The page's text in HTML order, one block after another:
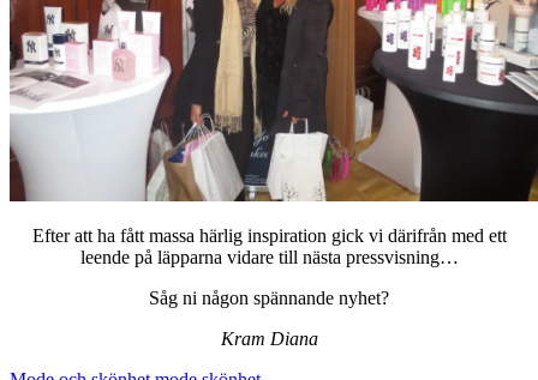
Efter att ha fått massa härlig inspiration gick vi därifrån med ett
leende på läpparna vidare till nästa pressvisning…
Såg ni någon spännande nyhet?
Kram Diana